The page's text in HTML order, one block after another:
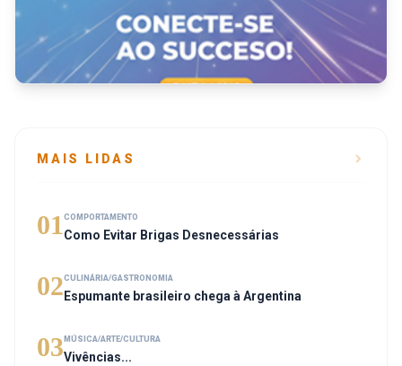
MAIS LIDAS
01 COMPORTAMENTO
Como Evitar Brigas Desnecessárias
02CULINÁRIA/GASTRONOMIA
Espumante brasileiro chega à Argentina
03 MÚSICA/ARTE/CULTURA
Vivências...